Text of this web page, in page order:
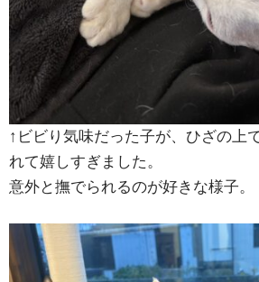
↑ビビり気味だった子が、ひざの上
れて嬉しすぎました。
意外と撫でられるのが好きな様子。